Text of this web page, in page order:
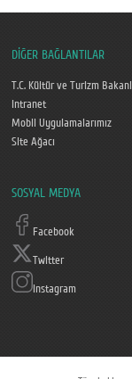
DİĞER BAĞLANTILAR
T.C. Kültür ve Turizm
Intranet
Mobil Uygulamalarımız
Site Ağacı
SOSYAL MEDYA
Facebook
Twitter
Instagram